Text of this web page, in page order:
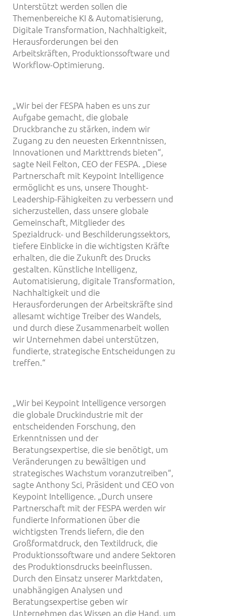
Unterstützt werden sollen die
Themenbereiche KI & Automatisierung,
Digitale Transformation, Nachhaltigkeit,
Herausforderungen bei den
Arbeitskräften, Produktionssoftware und
Workflow-Optimierung.
„Wir bei der FESPA haben es uns zur
Aufgabe gemacht, die globale
Druckbranche zu stärken, indem wir
Zugang zu den neuesten Erkenntnissen,
Innovationen und Markttrends bieten“,
sagte Neil Felton, CEO der FESPA. „Diese
Partnerschaft mit Keypoint Intelligence
ermöglicht es uns, unsere Thought-
Leadership-Fähigkeiten zu verbessern und
sicherzustellen, dass unsere globale
Gemeinschaft, Mitglieder des
Spezialdruck- und Beschilderungssektors,
tiefere Einblicke in die wichtigsten Kräfte
erhalten, die die Zukunft des Drucks
gestalten. Künstliche Intelligenz,
Automatisierung, digitale Transformation,
Nachhaltigkeit und die
Herausforderungen der Arbeitskräfte sind
allesamt wichtige Treiber des Wandels,
und durch diese Zusammenarbeit wollen
wir Unternehmen dabei unterstützen,
fundierte, strategische Entscheidungen zu
treffen.“
„Wir bei Keypoint Intelligence versorgen
die globale Druckindustrie mit der
entscheidenden Forschung, den
Erkenntnissen und der
Beratungsexpertise, die sie benötigt, um
Veränderungen zu bewältigen und
strategisches Wachstum voranzutreiben“,
sagte Anthony Sci, Präsident und CEO von
Keypoint Intelligence. „Durch unsere
Partnerschaft mit der FESPA werden wir
fundierte Informationen über die
wichtigsten Trends liefern, die den
Großformatdruck, den Textildruck, die
Produktionssoftware und andere Sektoren
des Produktionsdrucks beeinflussen.
Durch den Einsatz unserer Marktdaten,
unabhängigen Analysen und
Beratungsexpertise geben wir
Unternehmen das Wissen an die Hand, um